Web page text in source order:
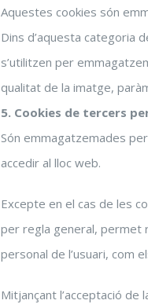
Aquestes cookies són
Dins d’aquesta categoria
s’utilitzen per
qualitat de la imatge,
5. Cookies de tercers
Són emmagatzemades
accedir al lloc web.
Excepte en el cas de les
per regla general, permet
personal de l’usuari, com
Mitjançant l’acceptació